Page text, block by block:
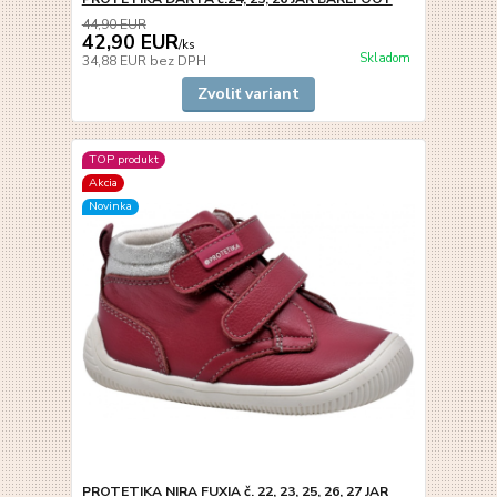
44,90 EUR
42,90 EUR/ks
34,88 EUR bez DPH Skladom
Zvoliť variant
TOP produkt
Akcia
Novinka
PROTETIKA NIRA FUXIA č. 22, 23, 25, 26, 27 JAR